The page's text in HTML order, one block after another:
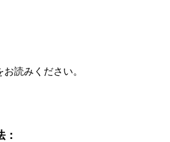
お読みください。